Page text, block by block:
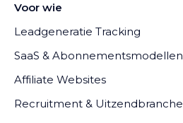
Voor wie
Leadgeneratie Tracking
SaaS & Abonnementsmodellen
Affiliate Websites
Recruitment & Uitzendbranche